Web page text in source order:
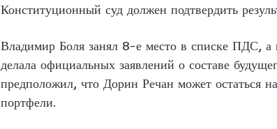
Конституционный суд должен подтвердить
Владимир Боля занял 8-е место в списке ПДС,
делала официальных заявлений о составе
предположил, что Дорин Речан может остаться
портфели.